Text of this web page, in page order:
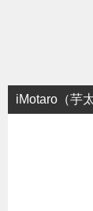
iMotaro（芋